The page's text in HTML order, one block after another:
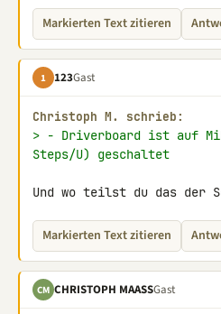
Markierten Text zitieren
1 123Gast
Christoph M. schrieb:
> - Driverboard ist auf
Steps/U) geschaltet
Und wo teilst du das der
Markierten Text zitieren
CM CHRISTOPH MAASSGast